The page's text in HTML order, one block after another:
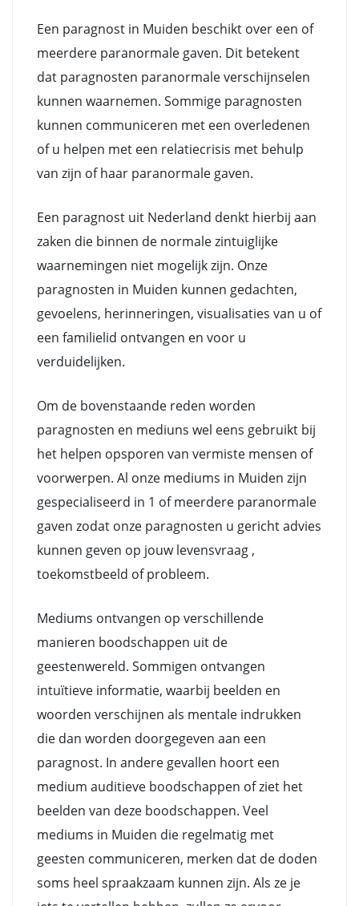
Een paragnost in Muiden beschikt over een of
meerdere paranormale gaven. Dit betekent
dat paragnosten paranormale verschijnselen
kunnen waarnemen. Sommige paragnosten
kunnen communiceren met een overledenen
of u helpen met een relatiecrisis met behulp
van zijn of haar paranormale gaven.
Een paragnost uit Nederland denkt hierbij aan
zaken die binnen de normale zintuiglijke
waarnemingen niet mogelijk zijn. Onze
paragnosten in Muiden kunnen gedachten,
gevoelens, herinneringen, visualisaties van u of
een familielid ontvangen en voor u
verduidelijken.
Om de bovenstaande reden worden
paragnosten en mediuns wel eens gebruikt bij
het helpen opsporen van vermiste mensen of
voorwerpen. Al onze mediums in Muiden zijn
gespecialiseerd in 1 of meerdere paranormale
gaven zodat onze paragnosten u gericht advies
kunnen geven op jouw levensvraag ,
toekomstbeeld of probleem.
Mediums ontvangen op verschillende
manieren boodschappen uit de
geestenwereld. Sommigen ontvangen
intuïtieve informatie, waarbij beelden en
woorden verschijnen als mentale indrukken
die dan worden doorgegeven aan een
paragnost. In andere gevallen hoort een
medium auditieve boodschappen of ziet het
beelden van deze boodschappen. Veel
mediums in Muiden die regelmatig met
geesten communiceren, merken dat de doden
soms heel spraakzaam kunnen zijn. Als ze je